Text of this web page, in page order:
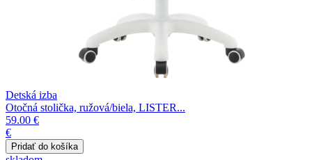
Detská izba
Otočná stolička, ružová/biela, LISTER...
59.00 €
€